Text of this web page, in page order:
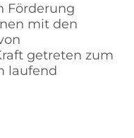
Förderung
mit den
getreten zum
laufend